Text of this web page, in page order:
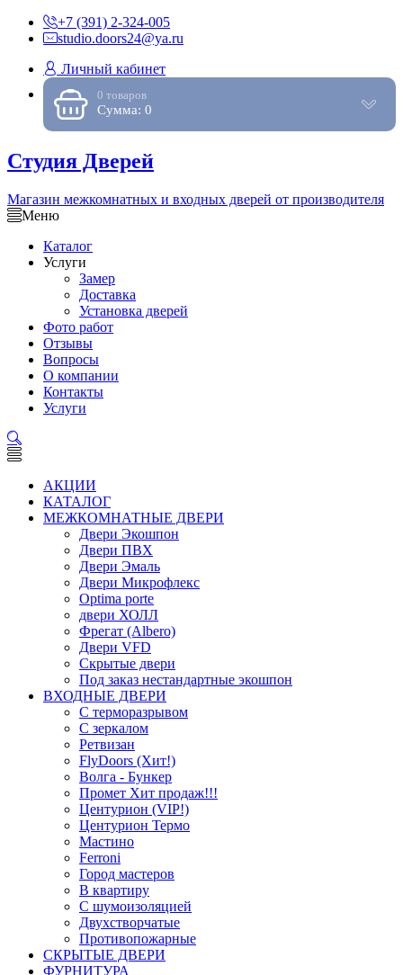
+7 (391) 2-324-005
studio.doors24@ya.ru
Личный кабинет
0 товаров
Сумма: 0
Студия Дверей
Магазин межкомнатных и входных дверей от производителя
Меню
Каталог
Услуги
Замер
Доставка
Установка дверей
Фото работ
Отзывы
Вопросы
О компании
Контакты
Услуги
АКЦИИ
КАТАЛОГ
МЕЖКОМНАТНЫЕ ДВЕРИ
Двери Экошпон
Двери ПВХ
Двери Эмаль
Двери Микрофлекс
Optima porte
двери ХОЛЛ
Фрегат (Albero)
Двери VFD
Скрытые двери
Под заказ нестандартные экошпон
ВХОДНЫЕ ДВЕРИ
С терморазрывом
С зеркалом
Ретвизан
FlyDoors (Хит!)
Волга - Бункер
Промет Хит продаж!!!
Центурион (VIP!)
Центурион Термо
Мастино
Ferroni
Город мастеров
В квартиру
С шумоизоляцией
Двухстворчатые
Противопожарные
СКРЫТЫЕ ДВЕРИ
ФУРНИТУРА